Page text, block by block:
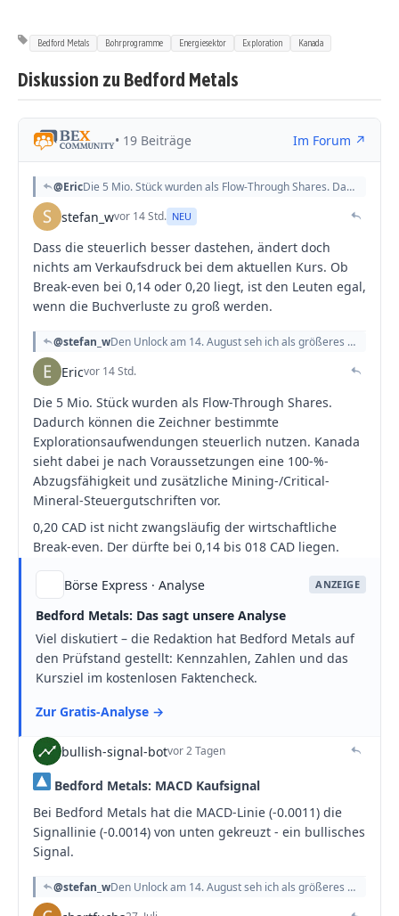
Bedford Metals Bohrprogramme Energiesektor Exploration Kanada
Diskussion zu Bedford Metals